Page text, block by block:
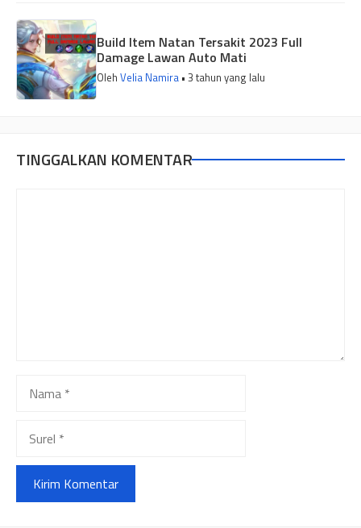
Build Item Natan Tersakit 2023 Full
Damage Lawan Auto Mati
Oleh Velia Namira • 3 tahun yang lalu
TINGGALKAN KOMENTAR